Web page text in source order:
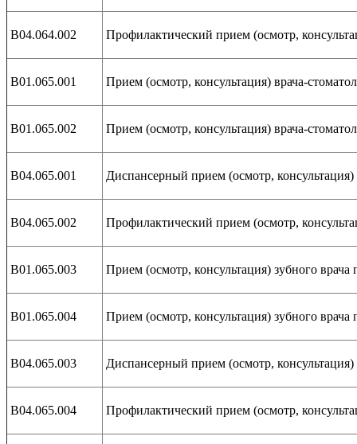
В04.064.002 Профилактический прием (осмотр,
В01.065.001 Прием (осмотр, консультация) врача-
В01.065.002 Прием (осмотр, консультация) врача-
В04.065.001 Диспансерный прием (осмотр, консультация)
В04.065.002 Профилактический прием (осмотр,
В01.065.003 Прием (осмотр, консультация) зубного
В01.065.004 Прием (осмотр, консультация) зубного
В04.065.003 Диспансерный прием (осмотр, консультация)
В04.065.004 Профилактический прием (осмотр,